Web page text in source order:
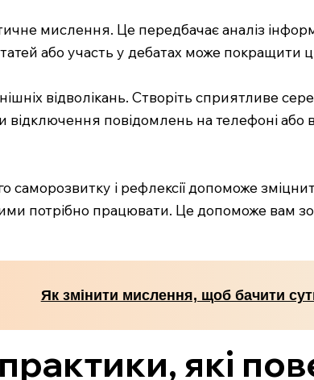
мислення. Це передбачає аналіз
або участь у дебатах може покращити
відволікань. Створіть сприятливе
відключення повідомлень на телефоні
саморозвитку і рефлексії допоможе
потрібно працювати. Це допоможе вам
Як змінити мислення, щоб бачити
які